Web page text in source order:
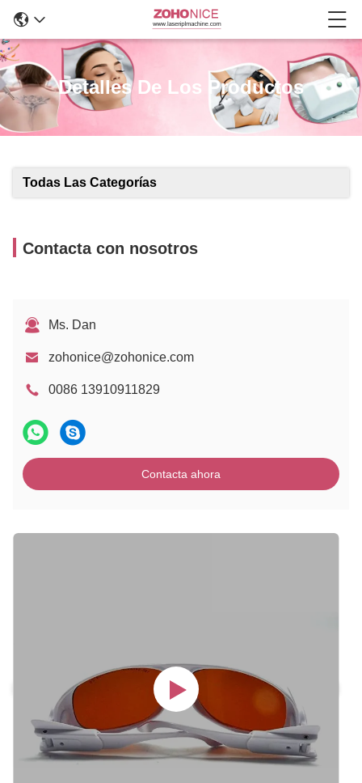
Detalles De Los Productos
Todas Las Categorías
Contacta con nosotros
Ms. Dan
zohonice@zohonice.com
0086 13910911829
Contacta ahora